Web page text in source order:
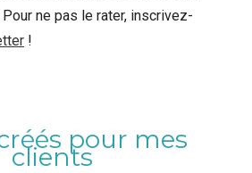
ne pas le rater, inscrivez-
!
pour mes
clients